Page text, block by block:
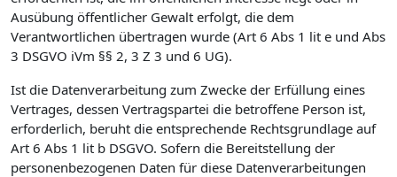
Ausübung öffentlicher Gewalt erfolgt, die dem
Verantwortlichen übertragen wurde (Art 6 Abs 1 lit e und Abs
3 DSGVO iVm §§ 2, 3 Z 3 und 6 UG).
Ist die Datenverarbeitung zum Zwecke der Erfüllung eines
Vertrages, dessen Vertragspartei die betroffene Person ist,
erforderlich, beruht die entsprechende Rechtsgrundlage auf
Art 6 Abs 1 lit b DSGVO. Sofern die Bereitstellung der
personenbezogenen Daten für diese Datenverarbeitungen